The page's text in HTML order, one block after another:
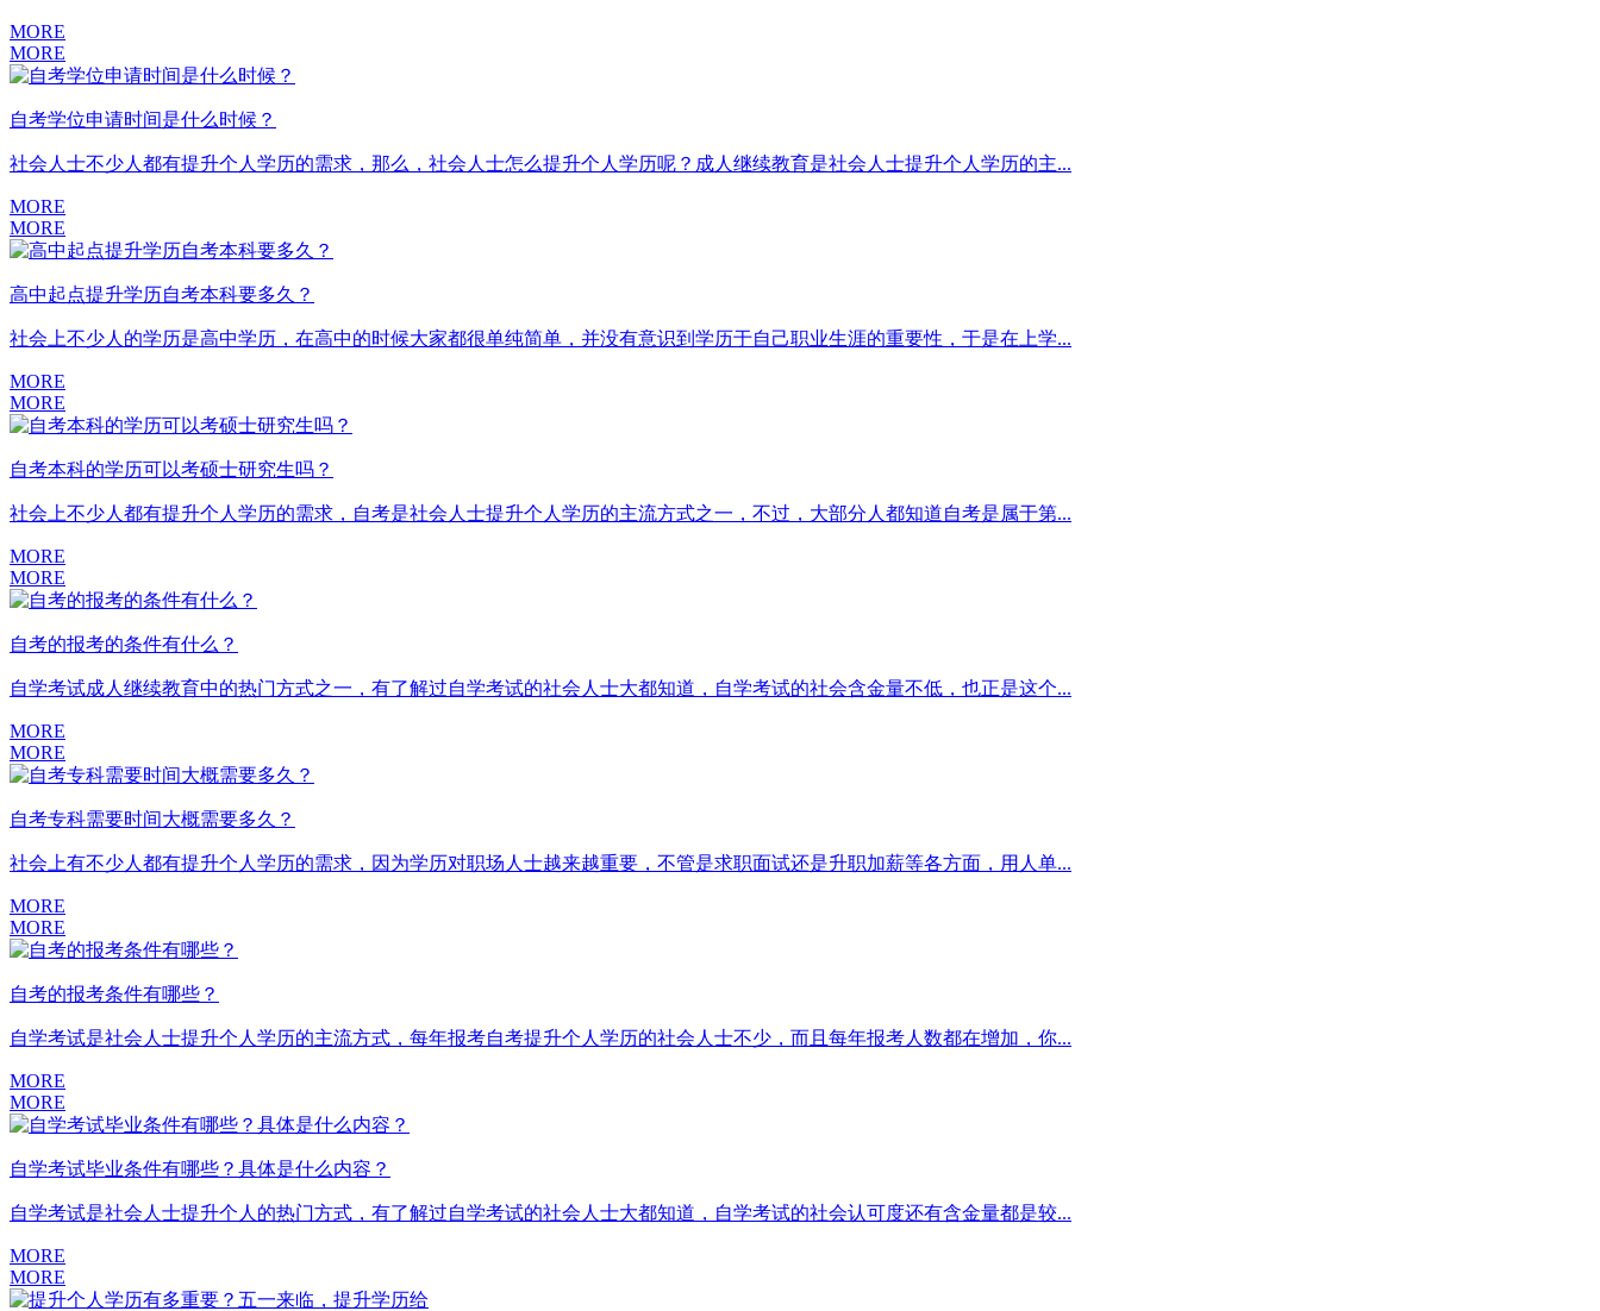
MORE
MORE
自考学位申请时间是什么时候？
社会人士不少人都有提升个人学历的需求，那么，社会人士怎么提升个人学历呢？成人继续教育是社会人士提升个人学历的主...
MORE
MORE
高中起点提升学历自考本科要多久？
社会上不少人的学历是高中学历，在高中的时候大家都很单纯简单，并没有意识到学历于自己职业生涯的重要性，于是在上学...
MORE
MORE
自考本科的学历可以考硕士研究生吗？
社会上不少人都有提升个人学历的需求，自考是社会人士提升个人学历的主流方式之一，不过，大部分人都知道自考是属于第...
MORE
MORE
自考的报考的条件有什么？
自学考试成人继续教育中的热门方式之一，有了解过自学考试的社会人士大都知道，自学考试的社会含金量不低，也正是这个...
MORE
MORE
自考专科需要时间大概需要多久？
社会上有不少人都有提升个人学历的需求，因为学历对职场人士越来越重要，不管是求职面试还是升职加薪等各方面，用人单...
MORE
MORE
自考的报考条件有哪些？
自学考试是社会人士提升个人学历的主流方式，每年报考自考提升个人学历的社会人士不少，而且每年报考人数都在增加，你...
MORE
MORE
自学考试毕业条件有哪些？具体是什么内容？
自学考试是社会人士提升个人的热门方式，有了解过自学考试的社会人士大都知道，自学考试的社会认可度还有含金量都是较...
MORE
MORE